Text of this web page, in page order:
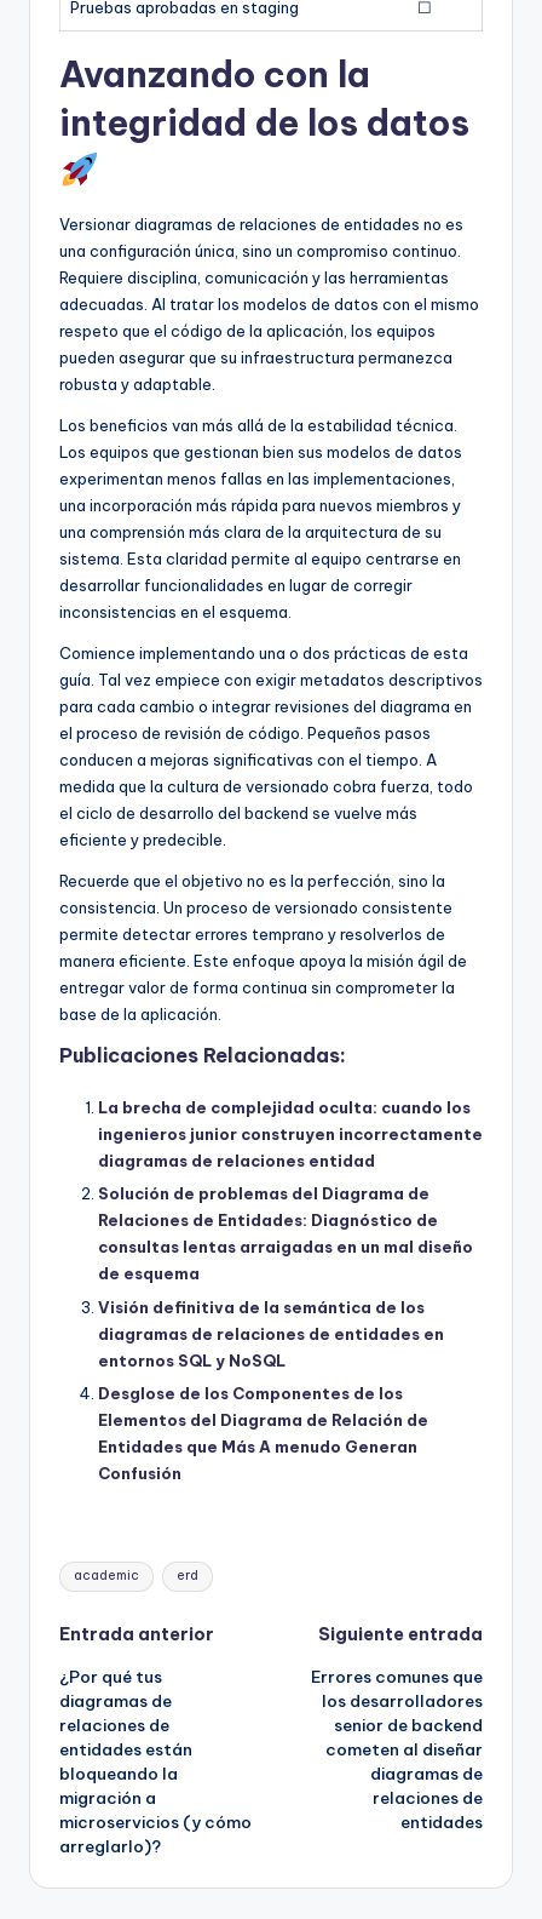
Pruebas aprobadas en staging ☐
Avanzando con la
integridad de los datos
Versionar diagramas de relaciones de entidades no es
una configuración única, sino un compromiso continuo.
Requiere disciplina, comunicación y las herramientas
adecuadas. Al tratar los modelos de datos con el mismo
respeto que el código de la aplicación, los equipos
pueden asegurar que su infraestructura permanezca
robusta y adaptable.
Los beneficios van más allá de la estabilidad técnica.
Los equipos que gestionan bien sus modelos de datos
experimentan menos fallas en las implementaciones,
una incorporación más rápida para nuevos miembros y
una comprensión más clara de la arquitectura de su
sistema. Esta claridad permite al equipo centrarse en
desarrollar funcionalidades en lugar de corregir
inconsistencias en el esquema.
Comience implementando una o dos prácticas de esta
guía. Tal vez empiece con exigir metadatos descriptivos
para cada cambio o integrar revisiones del diagrama en
el proceso de revisión de código. Pequeños pasos
conducen a mejoras significativas con el tiempo. A
medida que la cultura de versionado cobra fuerza, todo
el ciclo de desarrollo del backend se vuelve más
eficiente y predecible.
Recuerde que el objetivo no es la perfección, sino la
consistencia. Un proceso de versionado consistente
permite detectar errores temprano y resolverlos de
manera eficiente. Este enfoque apoya la misión ágil de
entregar valor de forma continua sin comprometer la
base de la aplicación.
Publicaciones Relacionadas:
La brecha de complejidad oculta: cuando los
ingenieros junior construyen incorrectamente
diagramas de relaciones entidad
Solución de problemas del Diagrama de
Relaciones de Entidades: Diagnóstico de
consultas lentas arraigadas en un mal diseño
de esquema
Visión definitiva de la semántica de los
diagramas de relaciones de entidades en
entornos SQL y NoSQL
Desglose de los Componentes de los
Elementos del Diagrama de Relación de
Entidades que Más A menudo Generan
Confusión
Etiquetas:
academic erd
Navegación
de
entradas
Entrada anterior
¿Por qué tus
diagramas de
relaciones de
entidades están
bloqueando la
migración a
microservicios (y cómo
arreglarlo)?
Siguiente entrada
Errores comunes que
los desarrolladores
senior de backend
cometen al diseñar
diagramas de
relaciones de
entidades